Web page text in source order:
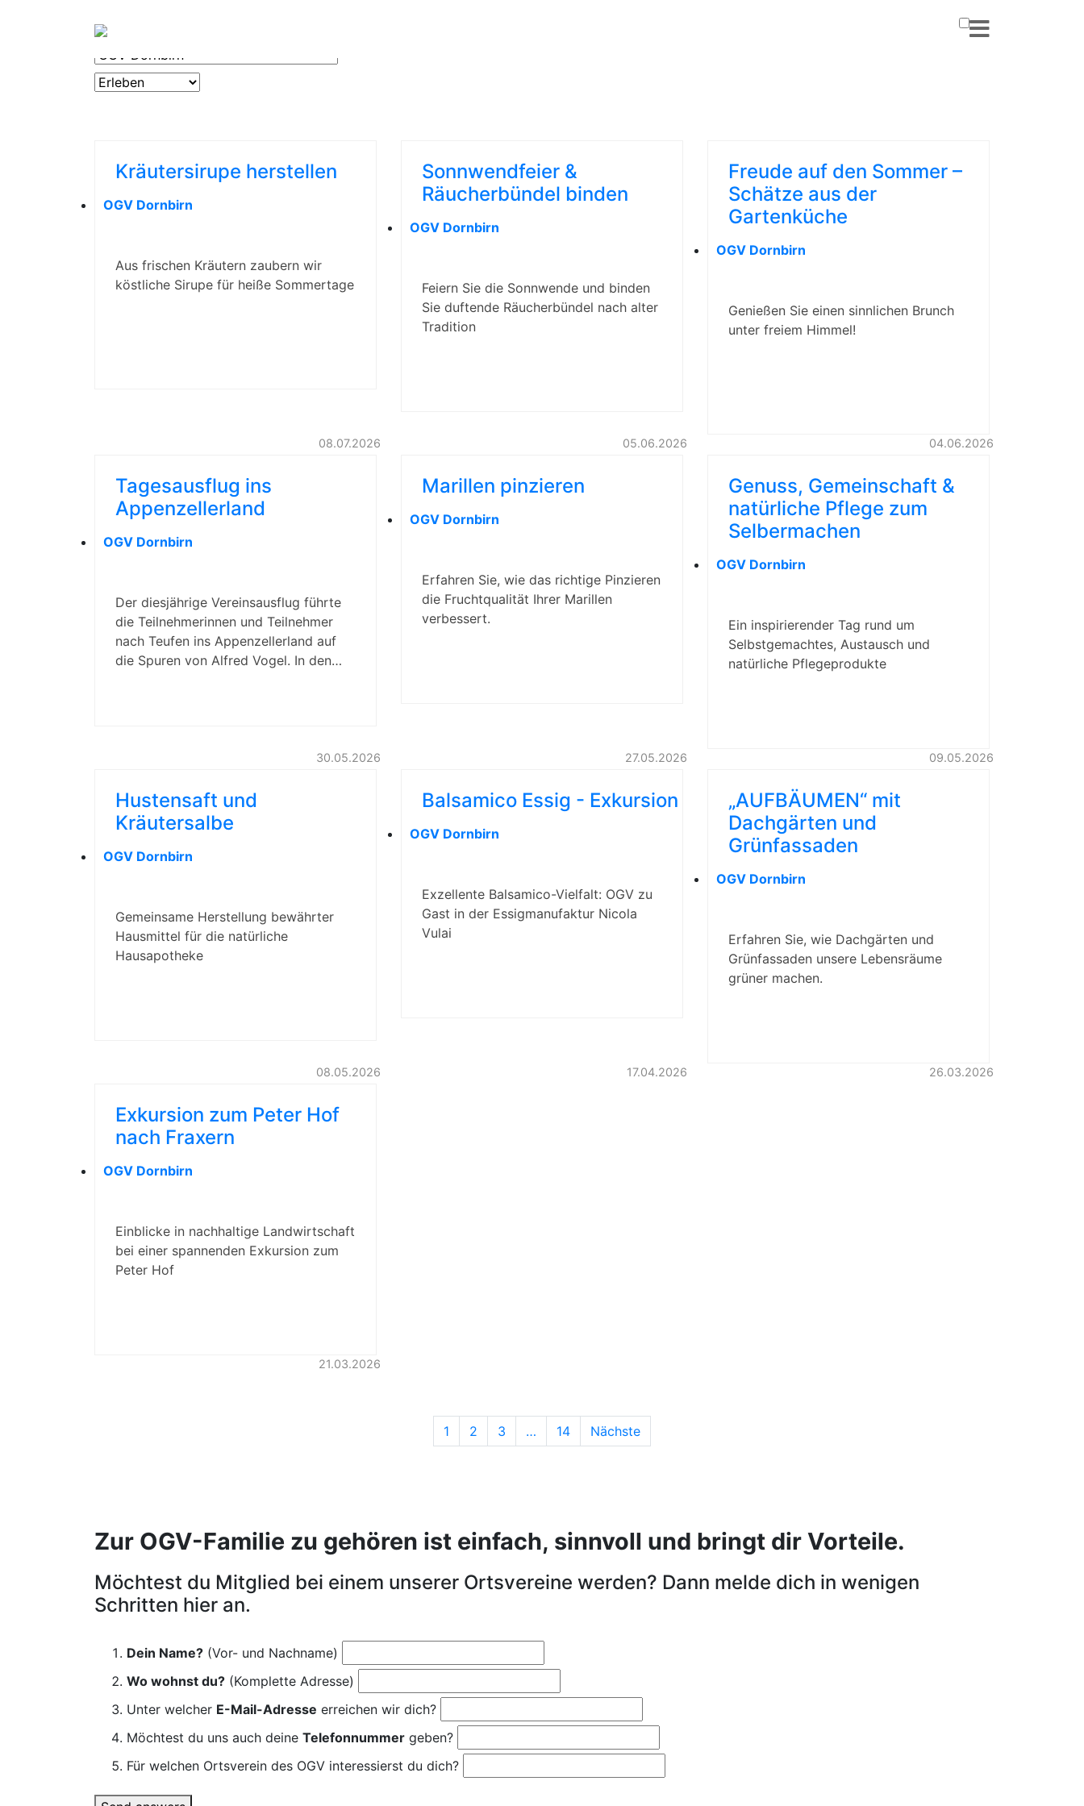
OGV
Kräutersirupe herstellen
OGV Dornbirn
Aus frischen Kräutern zaubern wir
köstliche Sirupe für heiße Sommertage
08.07.2026
Sonnwendfeier &
Räucherbündel binden
OGV Dornbirn
Feiern Sie die Sonnwende und binden
Sie duftende Räucherbündel nach alter
Tradition
05.06.2026
Freude auf den Sommer –
Schätze aus der
Gartenküche
OGV Dornbirn
Genießen Sie einen sinnlichen Brunch
unter freiem Himmel!
04.06.2026
Tagesausflug ins
Appenzellerland
OGV Dornbirn
Der diesjährige Vereinsausflug führte
die Teilnehmerinnen und Teilnehmer
nach Teufen ins Appenzellerland auf
die Spuren von Alfred Vogel. In den…
30.05.2026
Marillen pinzieren
OGV Dornbirn
Erfahren Sie, wie das richtige Pinzieren
die Fruchtqualität Ihrer Marillen
verbessert.
27.05.2026
Genuss, Gemeinschaft &
natürliche Pflege zum
Selbermachen
OGV Dornbirn
Ein inspirierender Tag rund um
Selbstgemachtes, Austausch und
natürliche Pflegeprodukte
09.05.2026
Hustensaft und
Kräutersalbe
OGV Dornbirn
Gemeinsame Herstellung bewährter
Hausmittel für die natürliche
Hausapotheke
08.05.2026
Balsamico Essig - Exkursion
OGV Dornbirn
Exzellente Balsamico-Vielfalt: OGV zu
Gast in der Essigmanufaktur Nicola
Vulai
17.04.2026
„AUFBÄUMEN“ mit
Dachgärten und
Grünfassaden
OGV Dornbirn
Erfahren Sie, wie Dachgärten und
Grünfassaden unsere Lebensräume
grüner machen.
26.03.2026
Exkursion zum Peter Hof
nach Fraxern
OGV Dornbirn
Einblicke in nachhaltige Landwirtschaft
bei einer spannenden Exkursion zum
Peter Hof
21.03.2026
1 2 3 … 14 Nächste
Zur OGV-Familie zu gehören ist einfach, sinnvoll und bringt dir Vorteile.
Möchtest du Mitglied bei einem unserer Ortsvereine werden? Dann melde dich in wenigen
Schritten hier an.
Dein Name? (Vor- und Nachname)
Wo wohnst du? (Komplette Adresse)
Unter welcher E-Mail-Adresse erreichen wir dich?
Möchtest du uns auch deine Telefonnummer geben?
Für welchen Ortsverein des OGV interessierst du dich?